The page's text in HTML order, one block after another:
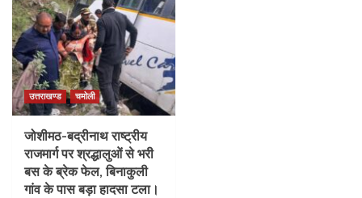
उत्तराखण्ड चमोली
जोशीमठ-बद्रीनाथ राष्ट्रीय
राजमार्ग पर श्रद्धालुओं से भरी
बस के ब्रेक फेल, बिनाकुली
गांव के पास बड़ा हादसा टला।